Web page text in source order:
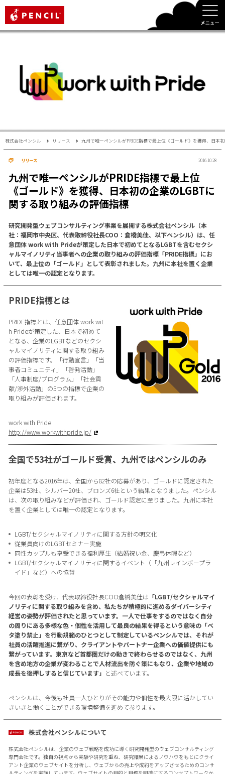
株式会社ペンシル リリース 九州で唯一ペンシルがPRIDE指標で最上位《ゴールド》を獲得、日本
リリース 2016.10.28
九州で唯一ペンシルがPRIDE指標で最上位
《ゴールド》を獲得、日本初の企業のLGBTに
関する取り組みの評価指標
研究開発型ウェブコンサルティング事業を展開する株式会社ペンシル（本
社：福岡市中央区、代表取締役社長COO：倉橋美佳、以下ペンシル）は、任
意団体 work with Prideが策定した日本で初めてとなるLGBTを含むセクシ
ャルマイノリティ当事者への企業の取り組みの評価指標「PRIDE指標」にお
いて、最上位の「ゴールド」として表彰されました。九州に本社を置く企業
としては唯一の認定となります。
PRIDE指標とは
PRIDE指標とは、任意団体 work wit
h Prideが策定した、日本で初めて
となる、企業のLGBTなどのセクシ
ャルマイノリティに関する取り組み
の評価指標です。「行動宣言」「当
事者コミュニティ」「啓発活動」
「人事制度/プログラム」「社会貢
献/渉外活動」の5つの指標で企業の
取り組みが評価されます。
work with Pride
http://www.workwithpride.jp/
全国で53社がゴールド受賞、九州ではペンシルのみ
初年度となる2016年は、全国から82社の応募があり、ゴールドに認定された
企業は53社、シルバー20社、ブロンズ6社という結果となりました。ペンシル
は、次の取り組みなどが評価され、ゴールド認定に至りました。九州に本社
を置く企業としては唯一の認定となります。
LGBT/セクシャルマイノリティに関する方針の明文化
従業員向けのLGBTセミナー実施
同性カップルも享受できる福利厚生（結婚祝い金、慶弔休暇など）
LGBT/セクシャルマイノリティに関するイベント（「九州レインボープラ
イド」など）への協賛
今回の表彰を受け、代表取締役社長COO倉橋美佳は 「LGBT/セクシャルマイ
ノリティに関する取り組みを含め、私たちが積極的に進めるダイバーシティ
経営の姿勢が評価されたと思っています。一人で仕事をするのではなく自分
の周りにある多様な色・個性を活用して最良の結果を得るという意味の「ベ
タ塗り禁止」を行動規範のひとつとして制定しているペンシルでは、それが
社員の活躍推進に繋がり、クライアントやパートナー企業への価値提供にも
繋がっています。東京など首都圏だけの動きで終わらせるのではなく、九州
を含め地方の企業が変わることで人材流出を防ぐ策にもなり、企業や地域の
成長を後押しすると信じています」 と述べています。
ペンシルは、今後も社員一人ひとりがその能力や個性を最大限に活かしてい
きいきと働くことができる環境整備を進めて参ります。
株式会社ペンシルについて
株式会社ペンシルは、企業のウェブ戦略を成功に導く研究開発型のウェブコンサルティング
専門会社です。独自の視点から実験や研究を重ね、研究結果によるノウハウをもとにクライ
アント企業のウェブサイトを分析し、ウェブからの売上や成約をアップさせるためのコンサ